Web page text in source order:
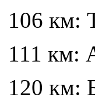
106 км:
111 км:
120 км: